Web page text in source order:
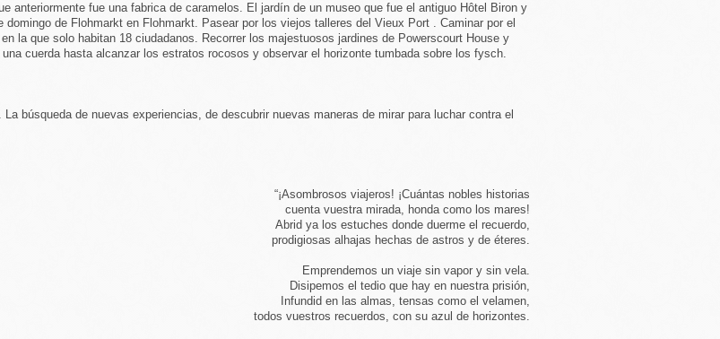
anteriormente fue una fabrica de caramelos. El jardín de un museo que fue el antiguo Hôtel Biron y
de Flohmarkt en Flohmarkt. Pasear por los viejos talleres del Vieux Port . Caminar por el
la que solo habitan 18 ciudadanos. Recorrer los majestuosos jardines de Powerscourt House y
cuerda hasta alcanzar los estratos rocosos y observar el horizonte tumbada sobre los fysch.
búsqueda de nuevas experiencias, de descubrir nuevas maneras de mirar para luchar contra el
“¡Asombrosos viajeros! ¡Cuántas nobles historias
cuenta vuestra mirada, honda como los mares!
Abrid ya los estuches donde duerme el recuerdo,
prodigiosas alhajas hechas de astros y de éteres.
Emprendemos un viaje sin vapor y sin vela.
Disipemos el tedio que hay en nuestra prisión,
Infundid en las almas, tensas como el velamen,
todos vuestros recuerdos, con su azul de horizontes.